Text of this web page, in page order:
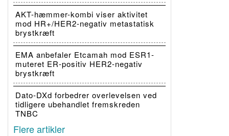
AKT-hæmmer-kombi viser aktivitet
mod HR+/HER2-negativ metastatisk
brystkræft
EMA anbefaler Etcamah mod ESR1-
muteret ER-positiv HER2-negativ
brystkræft
Dato-DXd forbedrer overlevelsen ved
tidligere ubehandlet fremskreden
TNBC
Flere artikler